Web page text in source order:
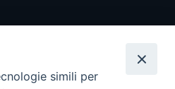
simili per